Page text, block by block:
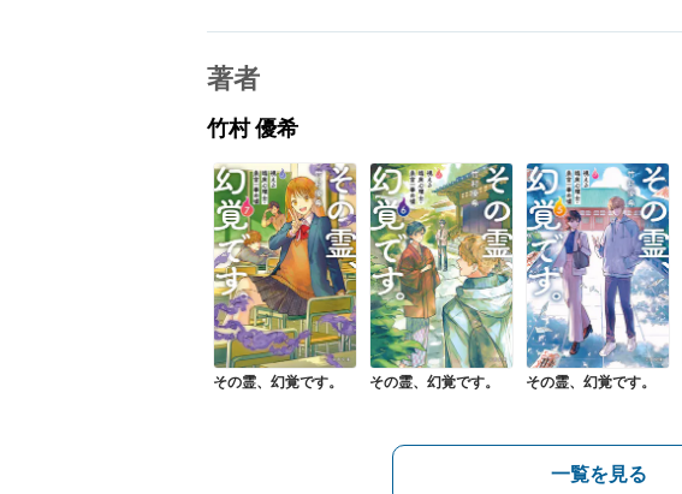
著者
竹村 優希
その霊、幻覚です。 その霊、幻覚です。 その霊、幻覚です。
一覧を見る